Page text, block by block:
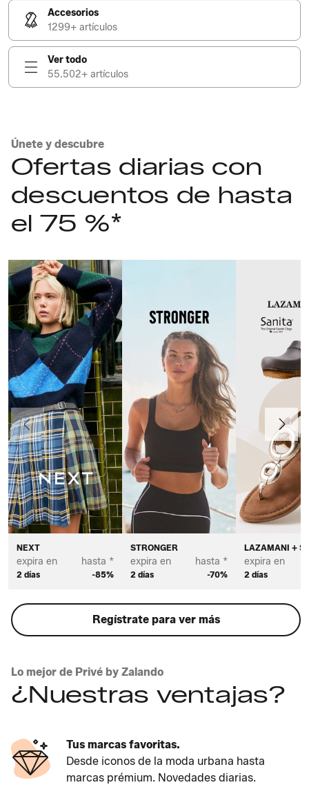
Accesorios
1299+ artículos
Ver todo
55.502+ artículos
Únete y descubre
Ofertas diarias con
descuentos de hasta
el 75 %*
NEXT
expira en
2 días
hasta *
-85%
STRONGER
expira en
2 días
hasta *
-70%
LAZAMANI +
expira en
2 días
Anteriormente
Regístrate para ver más
Lo mejor de Privé by Zalando
¿Nuestras ventajas?
Tus marcas favoritas.
Desde iconos de la moda urbana hasta
marcas prémium. Novedades diarias.